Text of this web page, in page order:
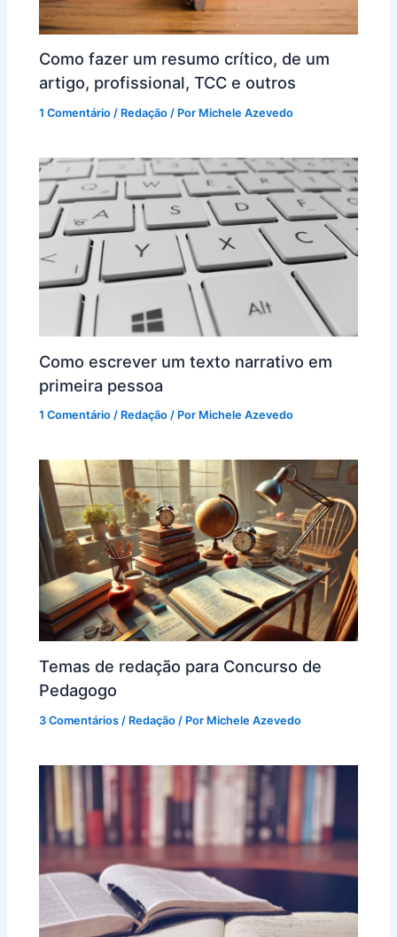
Como fazer um resumo crítico, de um
artigo, profissional, TCC e outros
1 Comentário / Redação / Por Michele Azevedo
Como escrever um texto narrativo em
primeira pessoa
1 Comentário / Redação / Por Michele Azevedo
Temas de redação para Concurso de
Pedagogo
3 Comentários / Redação / Por Michele Azevedo